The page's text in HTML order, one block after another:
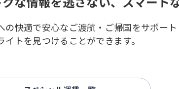
の快適で安心なご渡航・ご帰国をサポー
イトを見つけることができます。